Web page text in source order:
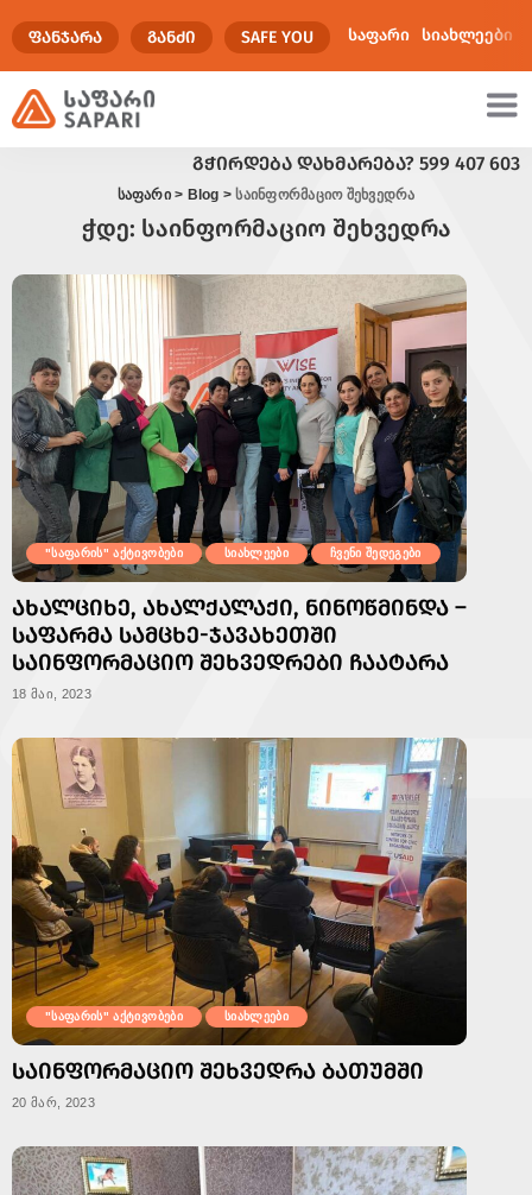
ᲤᲐᲜᲯᲐᲠᲐ ᲒᲐᲜᲫᲘ SAFE YOU საფარი სიახლეები
ᲒᲭᲘᲠᲓᲔᲑᲐ ᲓᲐᲮᲛᲐᲠᲔᲑᲐ? 599 407 603
საფარი> Blog >საინფორმაციო შეხვედრა
ჭდე: საინფორმაციო შეხვედრა
"საფარის" აქტივობები სიახლეები ჩვენი შედეგები
ᲐᲮᲐᲚᲪᲘᲮᲔ, ᲐᲮᲐᲚᲥᲐᲚᲐᲥᲘ, ᲜᲘᲜᲝᲬᲛᲘᲜᲓᲐ –
ᲡᲐᲤᲐᲠᲛᲐ ᲡᲐᲛᲪᲮᲔ-ᲯᲐᲕᲐᲮᲔᲗᲨᲘ
ᲡᲐᲘᲜᲤᲝᲠᲛᲐᲪᲘᲝ ᲨᲔᲮᲕᲔᲓᲠᲔᲑᲘ ᲩᲐᲐᲢᲐᲠᲐ
18 მაი, 2023
"საფარის" აქტივობები სიახლეები
ᲡᲐᲘᲜᲤᲝᲠᲛᲐᲪᲘᲝ ᲨᲔᲮᲕᲔᲓᲠᲐ ᲑᲐᲗᲣᲛᲨᲘ
20 მარ, 2023